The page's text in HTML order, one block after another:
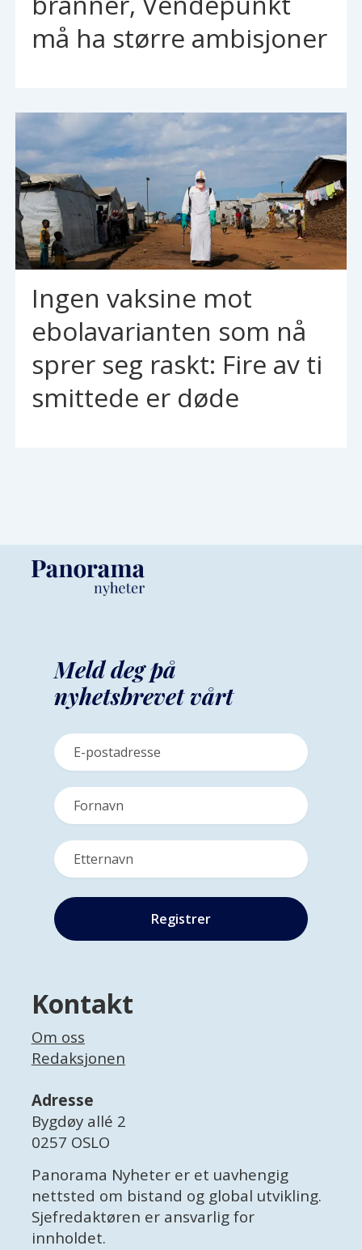
må ha større ambisjoner
Ingen vaksine mot
ebolavarianten som nå
sprer seg raskt: Fire av ti
smittede er døde
Meld deg på
nyhetsbrevet vårt
Kontakt
Om oss
Redaksjonen
Adresse
Bygdøy allé 2
0257 OSLO
Panorama Nyheter er et uavhengig
nettsted om bistand og global utvikling.
Sjefredaktøren er ansvarlig for
innholdet.